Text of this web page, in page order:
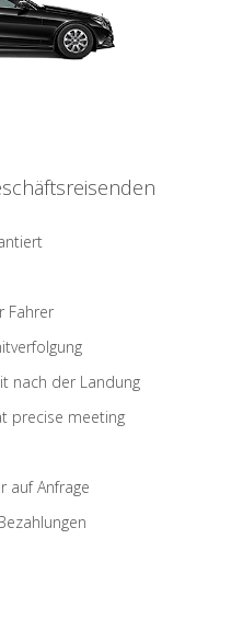
Fahrer
nach der Landung
precise meeting
auf Anfrage